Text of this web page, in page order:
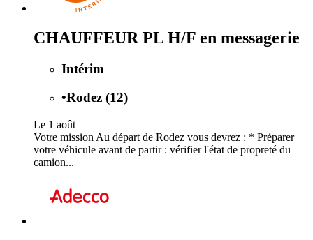
CHAUFFEUR PL H/F en messagerie
Intérim
•Rodez (12)
Le 1 août
Votre mission Au départ de Rodez vous devrez : * Préparer
votre véhicule avant de partir : vérifier l'état de propreté du
camion...